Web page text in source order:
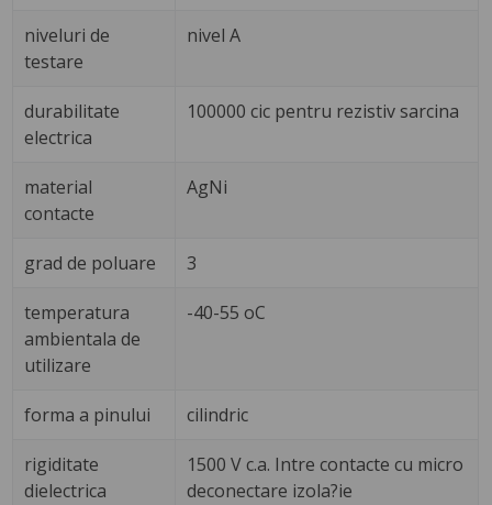
niveluri de
testare
nivel A
durabilitate
electrica
100000 cic pentru rezistiv sarcina
material
contacte
AgNi
grad de poluare 3
temperatura
ambientala de
utilizare
-40-55 oC
forma a pinului cilindric
rigiditate
dielectrica
1500 V c.a. Intre contacte cu micro
deconectare izola?ie